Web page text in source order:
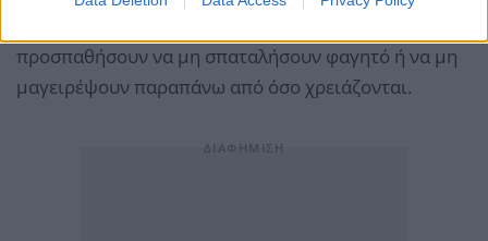
προσπαθήσουν να μη σπαταλήσουν φαγητό ή να μη
μαγειρέψουν παραπάνω από όσο χρειάζονται.